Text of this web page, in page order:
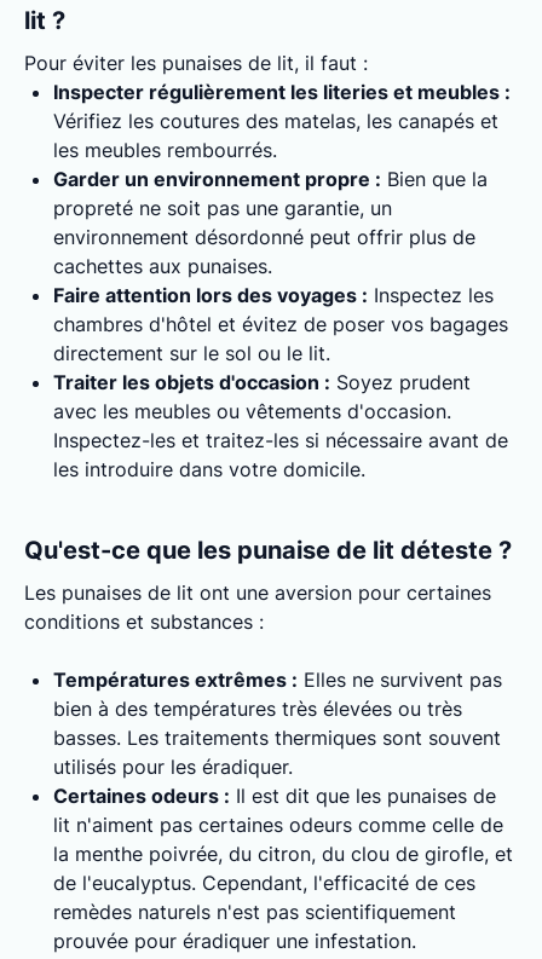
lit ?
Pour éviter les punaises de lit, il faut :
Inspecter régulièrement les literies et meubles :
Vérifiez les coutures des matelas, les canapés et
les meubles rembourrés.
Garder un environnement propre : Bien que la
propreté ne soit pas une garantie, un
environnement désordonné peut offrir plus de
cachettes aux punaises.
Faire attention lors des voyages : Inspectez les
chambres d'hôtel et évitez de poser vos bagages
directement sur le sol ou le lit.
Traiter les objets d'occasion : Soyez prudent
avec les meubles ou vêtements d'occasion.
Inspectez-les et traitez-les si nécessaire avant de
les introduire dans votre domicile.
Qu'est-ce que les punaise de lit déteste ?
Les punaises de lit ont une aversion pour certaines
conditions et substances :
Températures extrêmes : Elles ne survivent pas
bien à des températures très élevées ou très
basses. Les traitements thermiques sont souvent
utilisés pour les éradiquer.
Certaines odeurs : Il est dit que les punaises de
lit n'aiment pas certaines odeurs comme celle de
la menthe poivrée, du citron, du clou de girofle, et
de l'eucalyptus. Cependant, l'efficacité de ces
remèdes naturels n'est pas scientifiquement
prouvée pour éradiquer une infestation.